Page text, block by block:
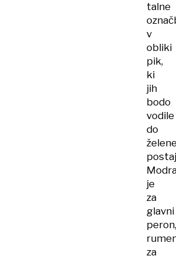
talne
v
obliki
pik,
ki
jih
bodo
vodile
do
je
za
glavni
peron,
za